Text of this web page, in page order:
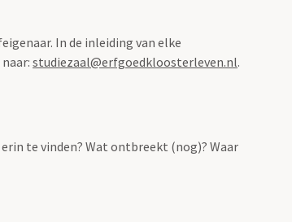
In de inleiding van elke
studiezaal@erfgoedkloosterleven.nl.
te vinden? Wat ontbreekt (nog)? Waar